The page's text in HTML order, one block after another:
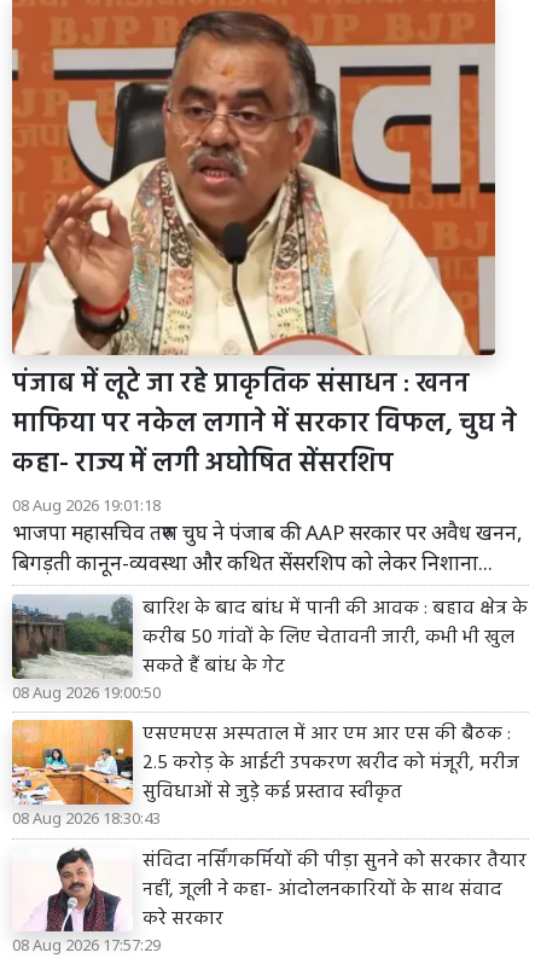
पंजाब में लूटे जा रहे प्राकृतिक संसाधन : खनन
माफिया पर नकेल लगाने में सरकार विफल, चुघ ने
कहा- राज्य में लगी अघोषित सेंसरशिप
08 Aug 2026 19:01:18
भाजपा महासचिव तरुण चुघ ने पंजाब की AAP सरकार पर अवैध खनन,
बिगड़ती कानून-व्यवस्था और कथित सेंसरशिप को लेकर निशाना...
बारिश के बाद बांध में पानी की आवक : बहाव क्षेत्र के
करीब 50 गांवों के लिए चेतावनी जारी, कभी भी खुल
सकते हैं बांध के गेट
08 Aug 2026 19:00:50
एसएमएस अस्पताल में आर एम आर एस की बैठक :
2.5 करोड़ के आईटी उपकरण खरीद को मंजूरी, मरीज
सुविधाओं से जुड़े कई प्रस्ताव स्वीकृत
08 Aug 2026 18:30:43
संविदा नर्सिंगकर्मियों की पीड़ा सुनने को सरकार तैयार
नहीं, जूली ने कहा- आंदोलनकारियों के साथ संवाद
करे सरकार
08 Aug 2026 17:57:29